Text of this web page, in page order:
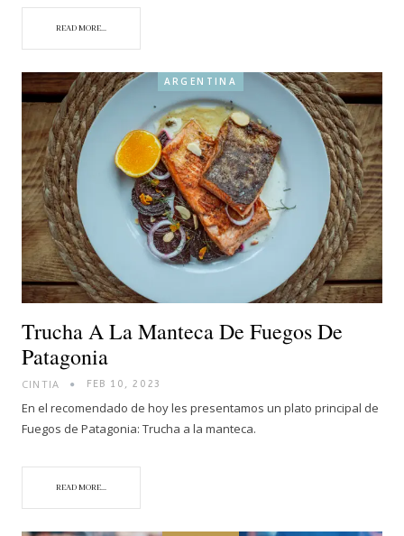
READ MORE...
ARGENTINA
Trucha A La Manteca De Fuegos De
Patagonia
CINTIA FEB 10, 2023
En el recomendado de hoy les presentamos un plato principal de
Fuegos de Patagonia: Trucha a la manteca.
READ MORE...